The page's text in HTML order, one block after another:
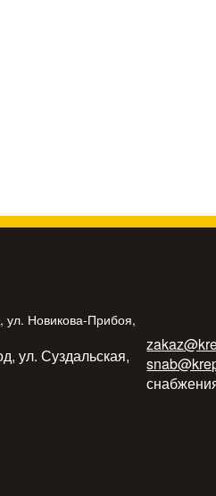
ул. Новикова-Прибоя,
ул. Суздальская,